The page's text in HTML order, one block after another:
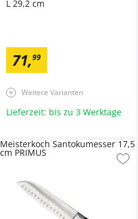
L 29,2 cm
71,99
Weitere Varianten
Lieferzeit: bis zu 3 Werktage
Meisterkoch Santokumesser 17,5
cm PRIMUS